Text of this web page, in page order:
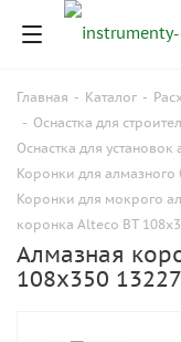
Главная - Каталог -
- Оснастка для
Оснастка для
Коронки для
Коронки для мокрого
коронка Alteco BT
Алмазная
108x350 13227